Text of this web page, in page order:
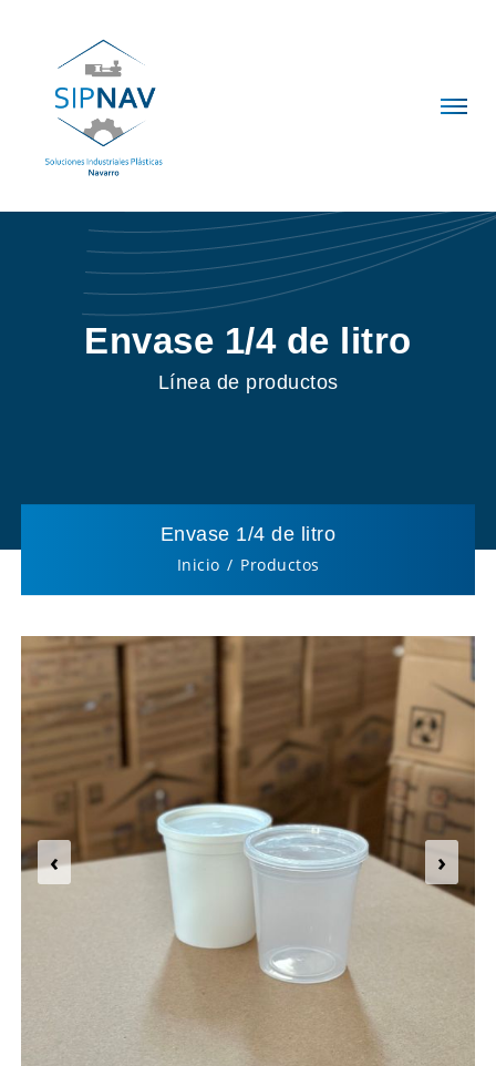
Envase 1/4 de litro
Línea de productos
Envase 1/4 de litro
Inicio Productos
‹ ›